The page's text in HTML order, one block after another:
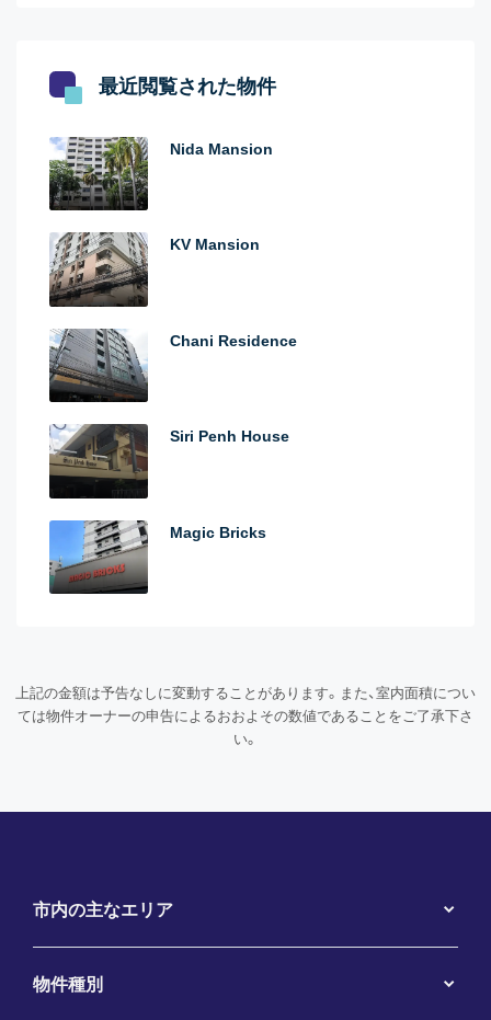
最近閲覧された物件
Nida Mansion
KV Mansion
Chani Residence
Siri Penh House
Magic Bricks
上記の金額は予告なしに変動することがあります。また、室内面積につい
ては物件オーナーの申告によるおおよその数値であることをご了承下さ
い。
市内の主なエリア
物件種別